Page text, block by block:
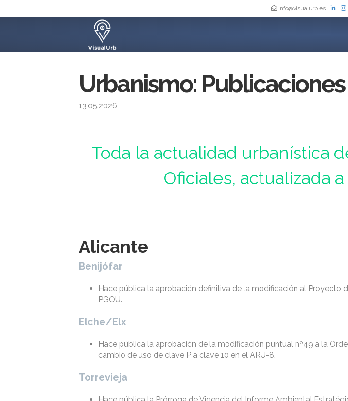
info@visualurb.es
Urbanismo:
13.05.2026
Toda la actualidad urbanística
Oficiales, actualizada
Alicante
Benijófar
Hace pública la aprobación definitiva de la modificación al Proyecto
PGOU.
Elche/Elx
Hace pública la aprobación de la modificación puntual nº49 a la
cambio de uso de clave P a clave 10 en el ARU-8.
Torrevieja